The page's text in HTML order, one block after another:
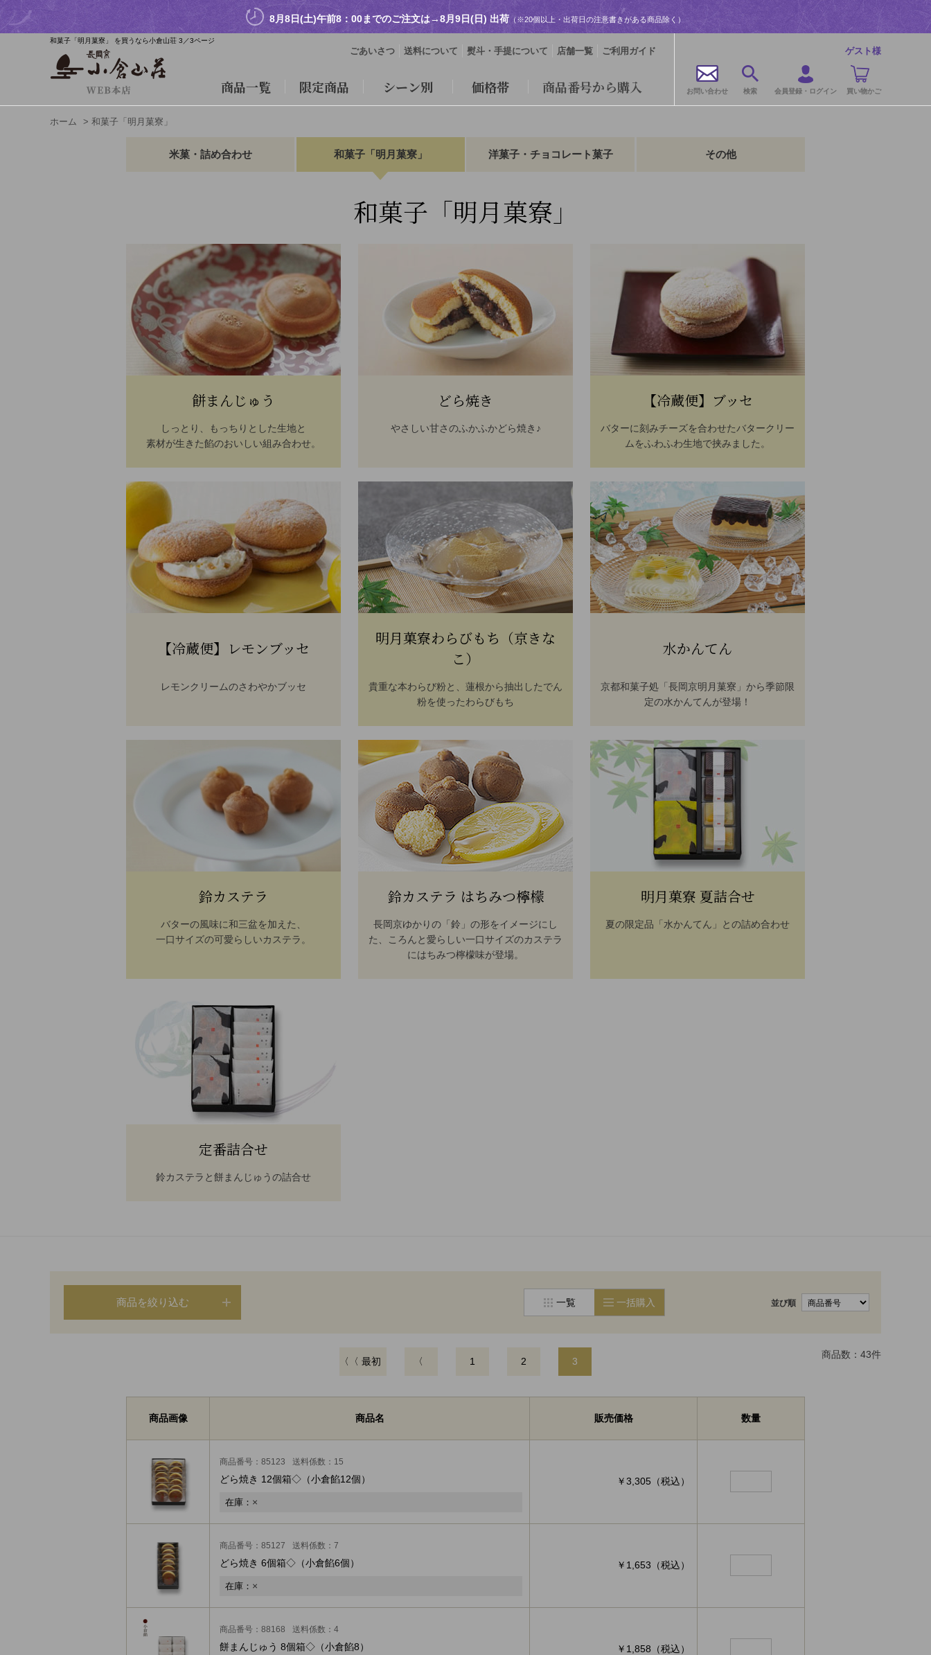
和菓子「明月菓寮」 を買うなら小倉山荘 3／3ページ
8月8日(土)午前8：00までのご注文は→8月9日(日) 出荷 （※20個以上・出荷日の注意書きがある商品除く）
ごあいさつ 送料について 熨斗・手提について 店舗一覧 ご利用ガイド
商品一覧 限定商品 シーン別 価格帯 商品番号から購入
ゲスト様
お問い合わせ 検索 会員登録・ログイン 買い物かご
ホーム > 和菓子「明月菓寮」
米菓・詰め合わせ 和菓子「明月菓寮」 洋菓子・チョコレート菓子 その他
和菓子「明月菓寮」
餅まんじゅう
しっとり、もっちりとした生地と
素材が生きた餡のおいしい組み合わせ。
どら焼き
やさしい甘さのふかふかどら焼き♪
【冷蔵便】ブッセ
バターに刻みチーズを合わせたバタークリー
ムをふわふわ生地で挟みました。
【冷蔵便】レモンブッセ
レモンクリームのさわやかブッセ
明月菓寮わらびもち（京きな
こ）
貴重な本わらび粉と、蓮根から抽出したでん
粉を使ったわらびもち
水かんてん
京都和菓子処「長岡京明月菓寮」から季節限
定の水かんてんが登場！
鈴カステラ
バターの風味に和三盆を加えた、
一口サイズの可愛らしいカステラ。
鈴カステラ はちみつ檸檬
長岡京ゆかりの「鈴」の形をイメージにし
た、ころんと愛らしい一口サイズのカステラ
にはちみつ檸檬味が登場。
明月菓寮 夏詰合せ
夏の限定品「水かんてん」との詰め合わせ
定番詰合せ
鈴カステラと餅まんじゅうの詰合せ
一覧 一括購入 並び順
商品を絞り込む
商品数： 43件
〈〈 最初 〈 1 2 3
商品画像 商品名 販売価格 数量
商品番号：85123 送料係数：15
どら焼き 12個箱◇ （小倉餡12個）
在庫： ×
￥3,305（税込）
商品番号：85127 送料係数：7
どら焼き 6個箱◇ （小倉餡6個）
在庫： ×
￥1,653（税込）
商品番号：88168 送料係数：4
餅まんじゅう 8個箱◇ （小倉餡8） ￥1,858（税込）